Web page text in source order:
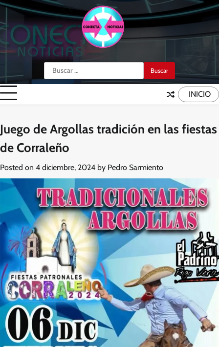
Skip
content
Buscar:
INICIO
Juego de Argollas tradición en las fiestas
de Corraleño
Posted on 4 diciembre, 2024 by Pedro Sarmiento